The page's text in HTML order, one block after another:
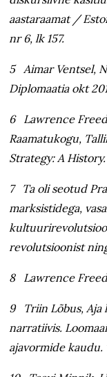
aastaraamat /
nr 6, lk 157.
5 Aimar Ventsel,
Diplomaatia okt
6 Lawrence
Raamatukogu,
Strategy: A
7 Ta oli seotud
marksistidega,
revolutsioonist
8 Lawrence
9 Triin Lõbus, Aja
narratiivis.
ajavormide kaudu.